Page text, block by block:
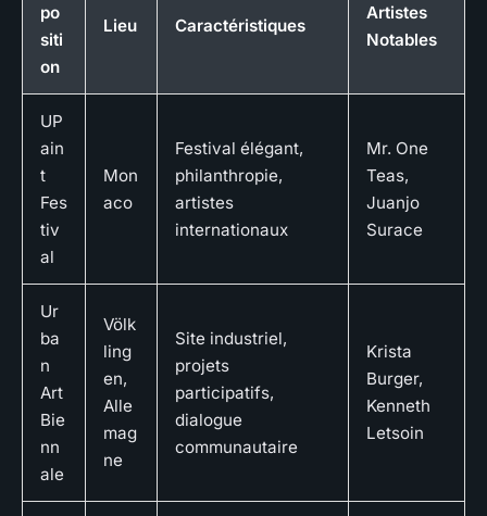
po
siti
on
Lieu Caractéristiques
Artistes
Notables
UP
ain
t
Fes
tiv
al
Mon
aco
Festival élégant,
philanthropie,
artistes
internationaux
Mr. One
Teas,
Juanjo
Surace
Ur
ba
n
Art
Bie
nn
ale
Völk
ling
en,
Alle
mag
ne
Site industriel,
projets
participatifs,
dialogue
communautaire
Krista
Burger,
Kenneth
Letsoin